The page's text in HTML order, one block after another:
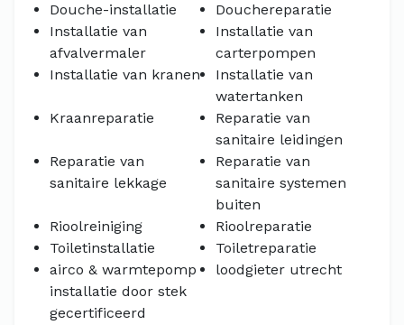
Douche-installatie
Douchereparatie
Installatie van
afvalvermaler
Installatie van
carterpompen
Installatie van kranen
Installatie van
watertanken
Kraanreparatie
Reparatie van
sanitaire leidingen
Reparatie van
sanitaire lekkage
Reparatie van
sanitaire systemen
buiten
Rioolreiniging
Rioolreparatie
Toiletinstallatie
Toiletreparatie
airco & warmtepomp
installatie door stek
gecertificeerd
loodgieter utrecht